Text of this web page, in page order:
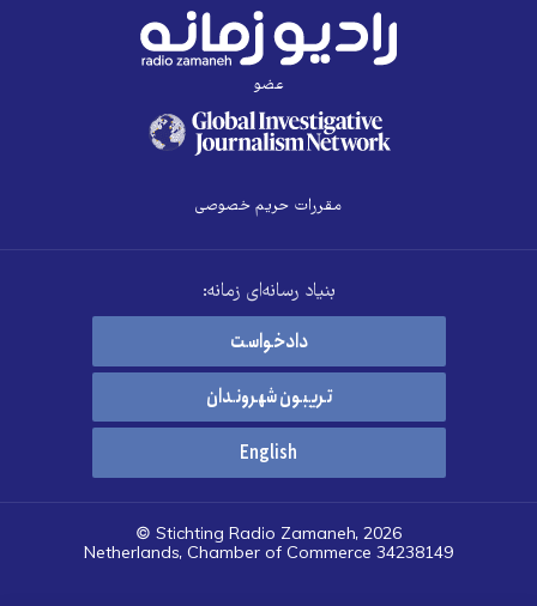
عضو
مقررات حریم خصوصی
بنیاد رسانه‌ای زمانه:
دادخواست
تریبون شهروندان
English
© Stichting Radio Zamaneh, 2026
Netherlands, Chamber of Commerce 34238149